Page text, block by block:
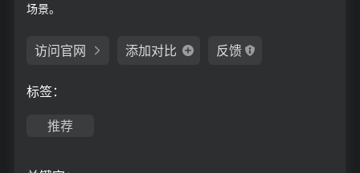
场景。
访问官网 添加对比 反馈
标签：
推荐